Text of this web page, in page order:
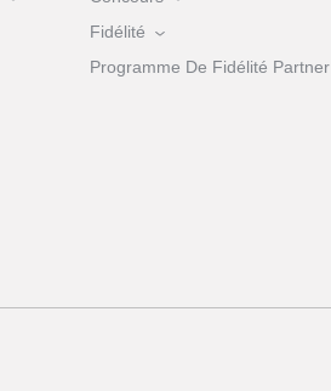
Fidélité
Programme De Fidélité Partner